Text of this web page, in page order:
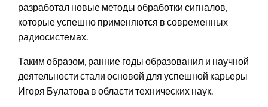
разработал новые методы обработки сигналов,
которые успешно применяются в современных
радиосистемах.
Таким образом, ранние годы образования и научной
деятельности стали основой для успешной карьеры
Игоря Булатова в области технических наук.